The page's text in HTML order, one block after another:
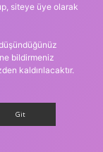
siteye üye olarak
bildirmeniz
kaldırılacaktır.